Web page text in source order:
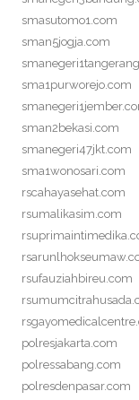
smasutomo1.com
sman5jogja.com
sma1purworejo.com
sman2bekasi.com
smanegeri47jkt.com
sma1wonosari.com
rscahayasehat.com
rsumalikasim.com
rsufauziahbireu.com
polresjakarta.com
polressabang.com
polresdenpasar.com